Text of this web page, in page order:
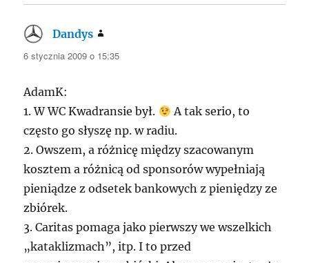
Dandys
6 stycznia 2009 o 15:35
AdamK:
1. W WC Kwadransie był.
A tak serio, to
często go słyszę np. w radiu.
2. Owszem, a różnicę między szacowanym
kosztem a różnicą od sponsorów wypełniają
pieniądze z odsetek bankowych z pieniędzy ze
zbiórek.
3. Caritas pomaga jako pierwszy we wszelkich
„kataklizmach”, itp. I to przed